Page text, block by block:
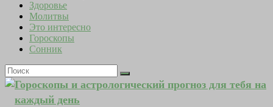
Здоровье
Молитвы
Это интересно
Гороскопы
Сонник
Гороскопы и астрологический прогноз для тебя на
каждый день